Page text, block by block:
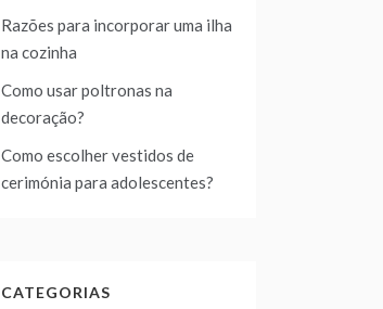
Razões para incorporar uma ilha
na cozinha
Como usar poltronas na
decoração?
Como escolher vestidos de
cerimónia para adolescentes?
CATEGORIAS